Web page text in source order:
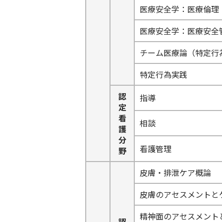
医療安全学：医療倫理
医療安全学：医療安全
チーム医療論（特定行
特定行為実践
認
定
看
護
分
野
指導
相談
看護管理
皮膚・排泄ケア概論
皮膚のアセスメントと
精神面のアセスメント